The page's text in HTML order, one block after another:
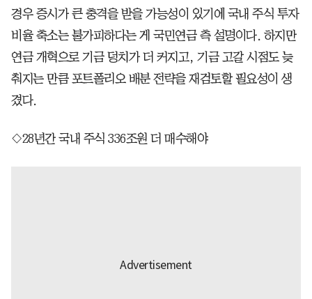
경우 증시가 큰 충격을 받을 가능성이 있기에 국내 주식 투자
비율 축소는 불가피하다는 게 국민연금 측 설명이다. 하지만
연금 개혁으로 기금 덩치가 더 커지고, 기금 고갈 시점도 늦
춰지는 만큼 포트폴리오 배분 전략을 재검토할 필요성이 생
겼다.
◇28년간 국내 주식 336조원 더 매수해야